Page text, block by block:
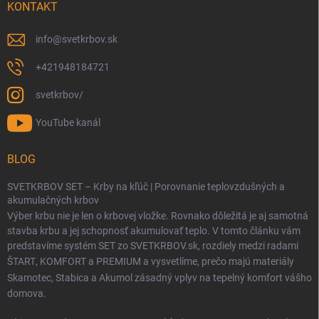
KONTAKT
info@svetkrbov.sk
+421948184721
svetkrbov/
YouTube kanál
BLOG
SVETKRBOV SET – Krby na kľúč | Porovnanie teplovzdušných a
akumulačných krbov
Výber krbu nie je len o krbovej vložke. Rovnako dôležitá je aj samotná
stavba krbu a jej schopnosť akumulovať teplo. V tomto článku vám
predstavíme systém SET zo SVETKRBOV.sk, rozdiely medzi radami
ŠTART, KOMFORT a PREMIUM a vysvetlíme, prečo majú materiály
Skamotec, Stabica a Akumol zásadný vplyv na tepelný komfort vášho
domova.